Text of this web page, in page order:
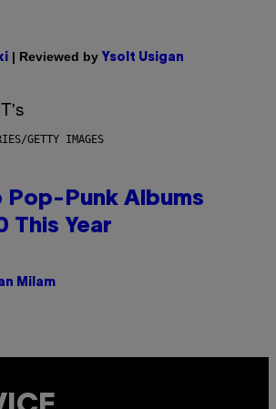
| Reviewed by Ysolt Usigan
GETTY IMAGES
Pop-Punk Albums
This Year
Milam